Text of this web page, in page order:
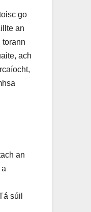
go
an
torann
ach
an
súil